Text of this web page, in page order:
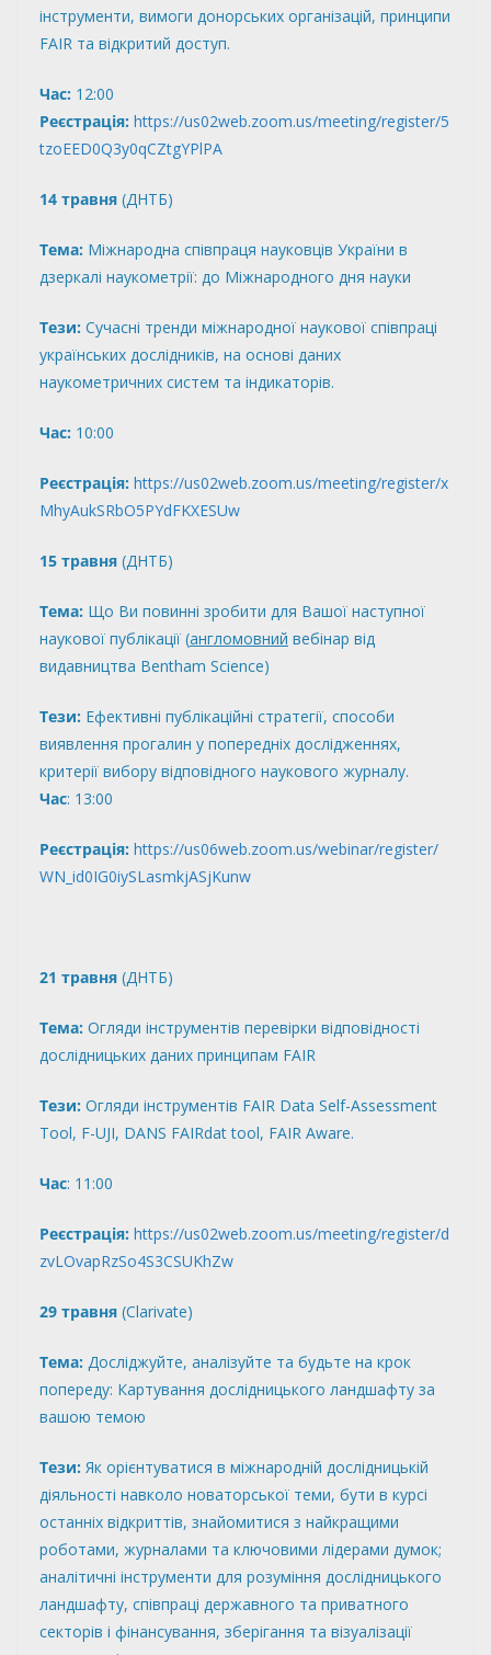
інструменти, вимоги донорських організацій, принципи
FAIR та відкритий доступ.
Час: 12:00
Реєстрація: https://us02web.zoom.us/meeting/register/5
tzoEED0Q3y0qCZtgYPlPA
14 травня (ДНТБ)
Тема: Міжнародна співпраця науковців України в
дзеркалі наукометрії: до Міжнародного дня науки
Тези: Сучасні тренди міжнародної наукової співпраці
українських дослідників, на основі даних
наукометричних систем та індикаторів.
Час: 10:00
Реєстрація: https://us02web.zoom.us/meeting/register/x
MhyAukSRbO5PYdFKXESUw
15 травня (ДНТБ)
Тема: Що Ви повинні зробити для Вашої наступної
наукової публікації (англомовний вебінар від
видавництва Bentham Science)
Тези: Ефективні публікаційні стратегії, способи
виявлення прогалин у попередніх дослідженнях,
критерії вибору відповідного наукового журналу.
Час: 13:00
Реєстрація: https://us06web.zoom.us/webinar/register/
WN_id0IG0iySLasmkjASjKunw
21 травня (ДНТБ)
Тема: Огляди інструментів перевірки відповідності
дослідницьких даних принципам FAIR
Тези: Огляди інструментів FAIR Data Self-Assessment
Tool, F-UJI, DANS FAIRdat tool, FAIR Aware.
Час: 11:00
Реєстрація: https://us02web.zoom.us/meeting/register/d
zvLOvapRzSo4S3CSUKhZw
29 травня (Clarivate)
Тема: Досліджуйте, аналізуйте та будьте на крок
попереду: Картування дослідницького ландшафту за
вашою темою
Тези: Як орієнтуватися в міжнародній дослідницькій
діяльності навколо новаторської теми, бути в курсі
останніх відкриттів, знайомитися з найкращими
роботами, журналами та ключовими лідерами думок;
аналітичні інструменти для розуміння дослідницького
ландшафту, співпраці державного та приватного
секторів і фінансування, зберігання та візуалізації